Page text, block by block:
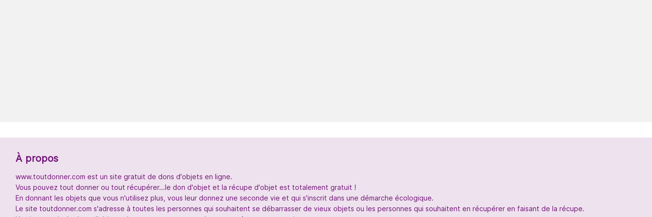
À propos
www.toutdonner.com est un site gratuit de dons d'objets en ligne.
Vous pouvez tout donner ou tout récupérer...le don d'objet et la récupe d'objet est totalement gratuit !
En donnant les objets que vous n'utilisez plus, vous leur donnez une seconde vie et qui s'inscrit dans une démarche écologique.
Le site toutdonner.com s'adresse à toutes les personnes qui souhaitent se débarrasser de vieux objets ou les personnes qui souhaitent en récupérer en faisant de la récupe.